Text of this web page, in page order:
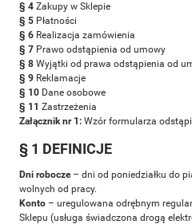
§ 4 Zakupy w Sklepie
§ 5 Płatności
§ 6 Realizacja zamówienia
§ 7 Prawo odstąpienia od umowy
§ 8 Wyjątki od prawa odstąpienia od
§ 9 Reklamacje
§ 10 Dane osobowe
§ 11 Zastrzeżenia
Załącznik nr 1: Wzór formularza
§ 1 DEFINICJE
Dni robocze– dni od poniedziałku do
wolnych od pracy.
Konto – uregulowana odrębnym
Sklepu (usługa świadczona drogą